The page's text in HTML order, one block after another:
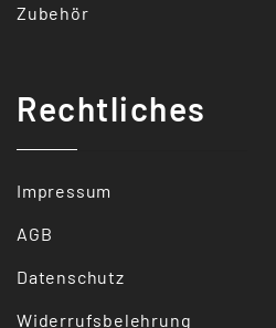
Zubehör
Rechtliches
Impressum
AGB
Datenschutz
Widerrufsbelehrung